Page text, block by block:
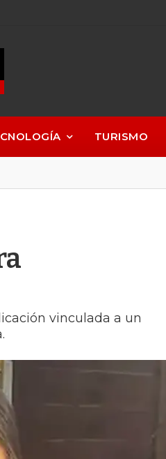
TURISMO
vinculada a un